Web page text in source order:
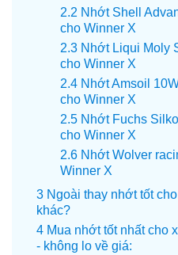
Nhớt Shell
cho Winner X
Nhớt Liqui Moly
cho Winner X
Nhớt Amsoil
cho Winner X
Nhớt Fuchs
cho Winner X
Nhớt Wolver
Winner X
Ngoài thay nhớt tốt
khác?
Mua nhớt tốt nhất cho
- không lo về giá: